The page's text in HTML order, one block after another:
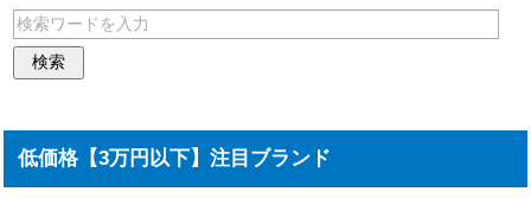
低価格【3万円以下】注目ブランド